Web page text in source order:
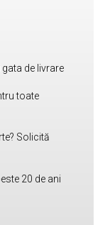
de livrare
toate
Solicită
20 de ani